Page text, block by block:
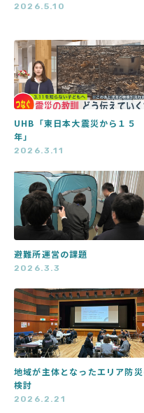
2026.5.10
UHB「東日本大震災から１５
年」
2026.3.11
避難所運営の課題
2026.3.3
地域が主体となったエリア防
検討
2026.2.21